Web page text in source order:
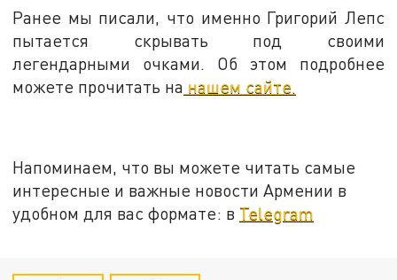
Ранее мы писали, что именно Григорий Лепс
пытается скрывать под своими
легендарными очками. Об этом подробнее
можете прочитать на нашем сайте.
Напоминаем, что вы можете читать самые
интересные и важные новости Армении в
удобном для вас формате: в Telegram